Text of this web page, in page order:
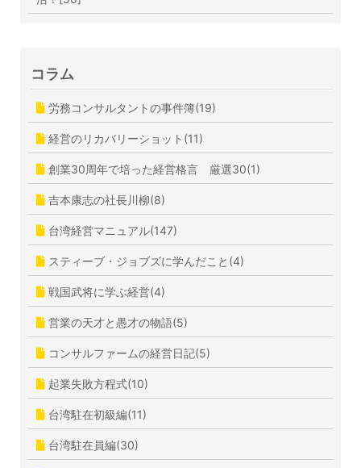
コラム
労務コンサルタントの事件簿(19)
経営のリカバリーショット(11)
創業30周年で培った経営格言 厳選30(1)
吉本康志の社長川柳(8)
台湾経営マニュアル(147)
スティーブ・ジョブズに学んだこと(4)
戦国武将に学ぶ経営(4)
営業の天才と愚才の物語(5)
コンサルファームの経営日記(5)
起業失敗方程式(10)
台湾駐在初級編(11)
台湾駐在員編(30)